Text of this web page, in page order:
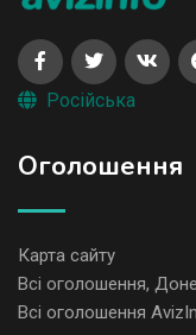
Російська
Оголошення
Карта сайту
Всі оголошення,
Всі оголошення